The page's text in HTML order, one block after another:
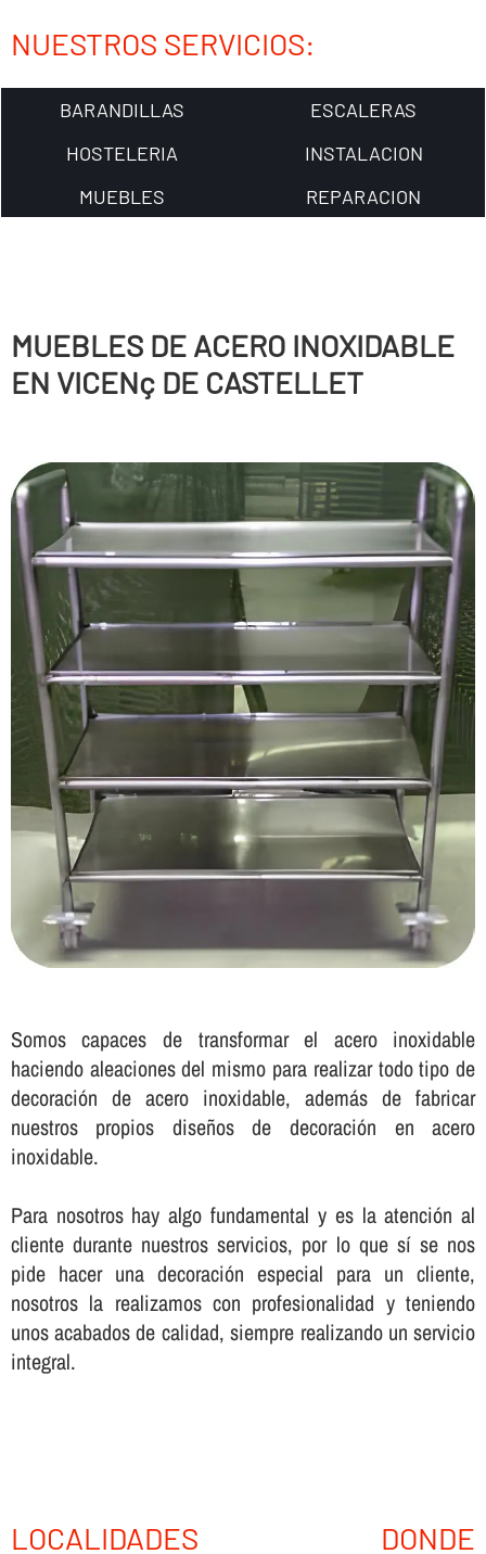
NUESTROS SERVICIOS:
BARANDILLAS
ESCALERAS
HOSTELERIA
INSTALACION
MUEBLES
REPARACION
MUEBLES DE ACERO INOXIDABLE
EN VICENç DE CASTELLET
Somos capaces de transformar el acero inoxidable
haciendo aleaciones del mismo para realizar todo tipo de
decoración de acero inoxidable, además de fabricar
nuestros propios diseños de decoración en acero
inoxidable.
Para nosotros hay algo fundamental y es la atención al
cliente durante nuestros servicios, por lo que sí­ se nos
pide hacer una decoración especial para un cliente,
nosotros la realizamos con profesionalidad y teniendo
unos acabados de calidad, siempre realizando un servicio
integral.
LOCALIDADES DONDE